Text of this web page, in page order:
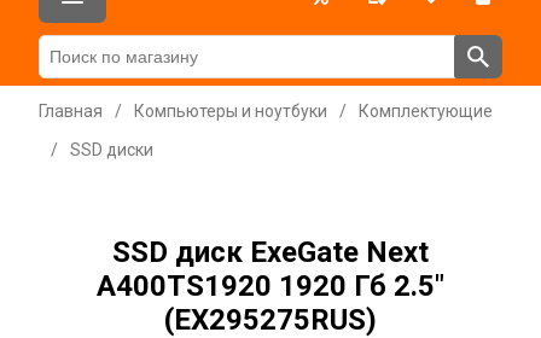
Главная / Компьютеры и ноутбуки /
Комплектующие
/
SSD диски
SSD диск ExeGate Next
A400TS1920 1920 Гб 2.5"
(EX295275RUS)